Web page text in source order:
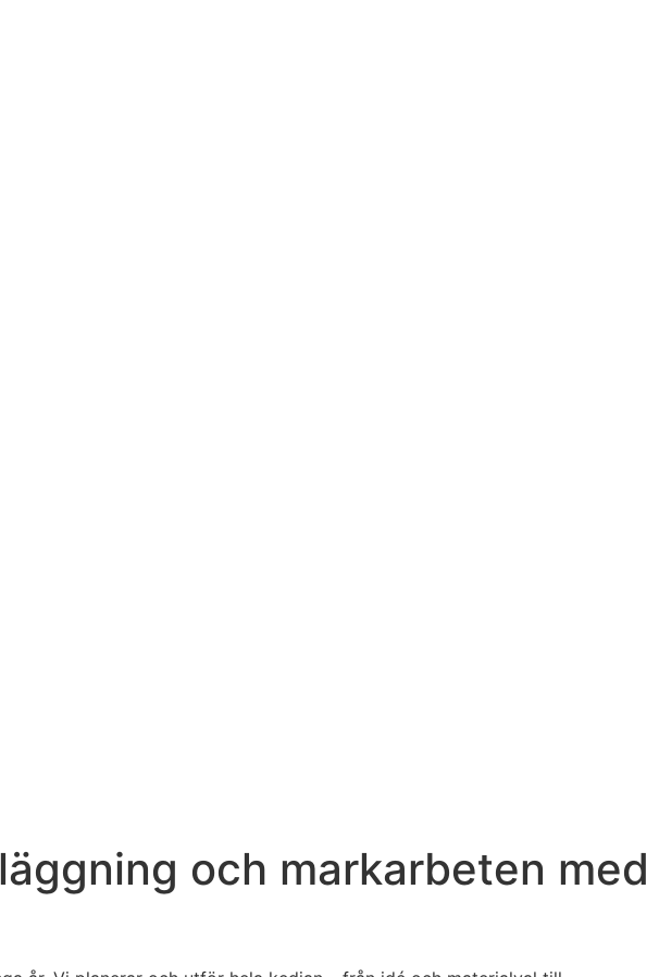
och markarbeten med